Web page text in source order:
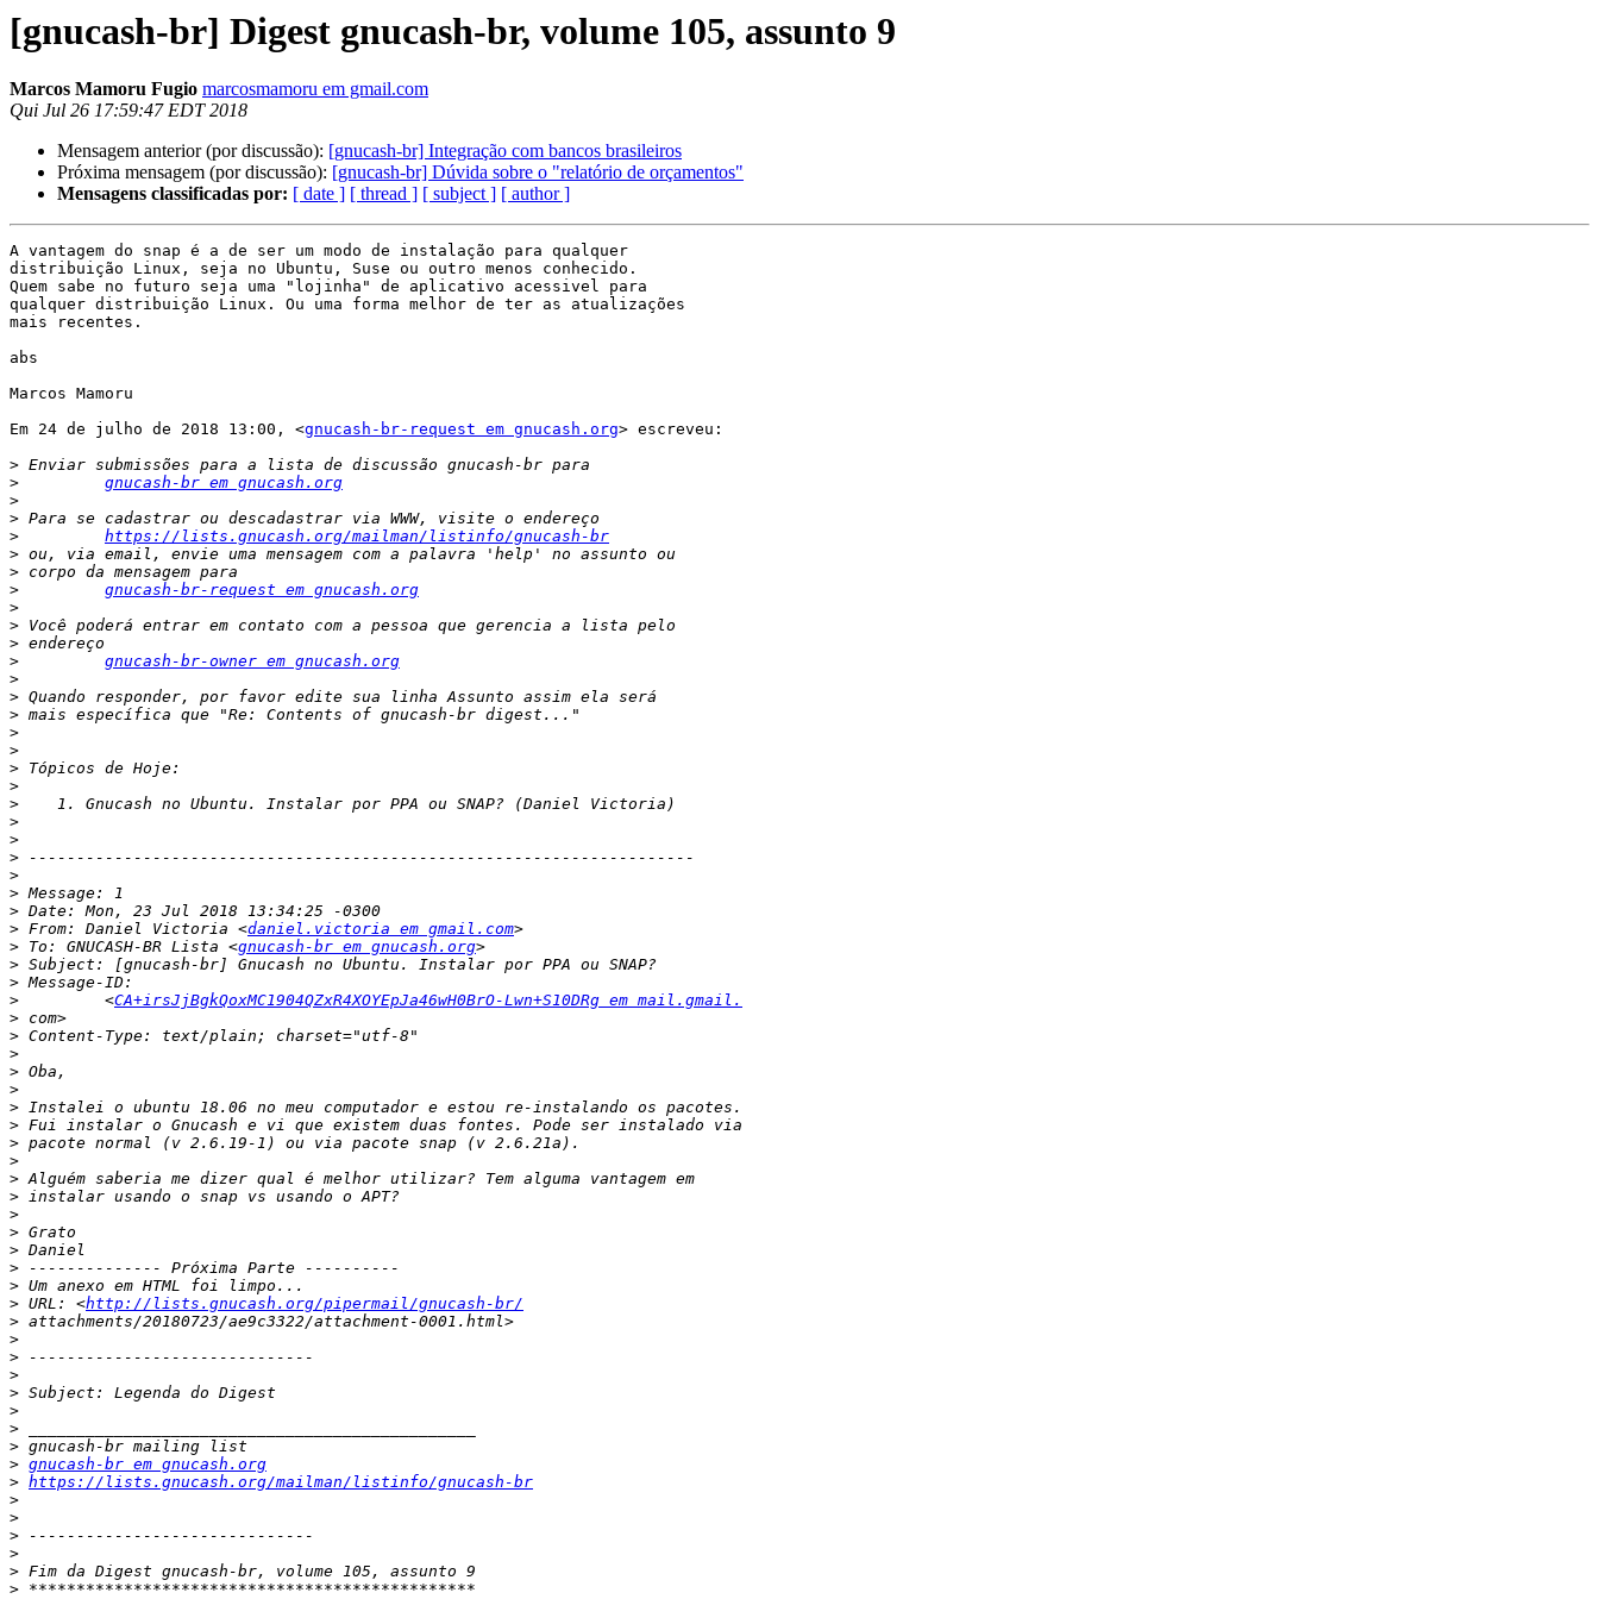
[gnucash-br] Digest gnucash-br, volume 105, assunto 9
Marcos Mamoru Fugio marcosmamoru em gmail.com
Qui Jul 26 17:59:47 EDT 2018
Mensagem anterior (por discussão): [gnucash-br] Integração com bancos brasileiros
Próxima mensagem (por discussão): [gnucash-br] Dúvida sobre o "relatório de orçamentos"
Mensagens classificadas por: [ date ] [ thread ] [ subject ] [ author ]
A vantagem do snap é a de ser um modo de instalação para qualquer
distribuição Linux, seja no Ubuntu, Suse ou outro menos conhecido.
Quem sabe no futuro seja uma "lojinha" de aplicativo acessivel para
qualquer distribuição Linux. Ou uma forma melhor de ter as atualizações
mais recentes.
abs
Marcos Mamoru
Em 24 de julho de 2018 13:00, <gnucash-br-request em gnucash.org> escreveu:
>
>
gnucash-br em gnucash.org
>
>
>
https://lists.gnucash.org/mailman/listinfo/gnucash-br
>
>
>
gnucash-br-request em gnucash.org
>
>
>
>
gnucash-br-owner em gnucash.org
>
>
>
>
>
>
>
>
>
>
>
>
>
>
> From: Daniel Victoria <daniel.victoria em gmail.com
> To: GNUCASH-BR Lista <gnucash-br em gnucash.org
>
>
>
         <
CA+irsJjBgkQoxMC1904QZxR4XOYEpJa46wH0BrO-Lwn+S10DRg em mail.gmail.
>
>
>
>
>
>
>
>
>
>
>
>
>
>
>
>
> URL: <http://lists.gnucash.org/pipermail/gnucash-br/
>
>
>
>
>
>
>
>
> gnucash-br em gnucash.org
> https://lists.gnucash.org/mailman/listinfo/gnucash-br
>
>
>
>
>
>